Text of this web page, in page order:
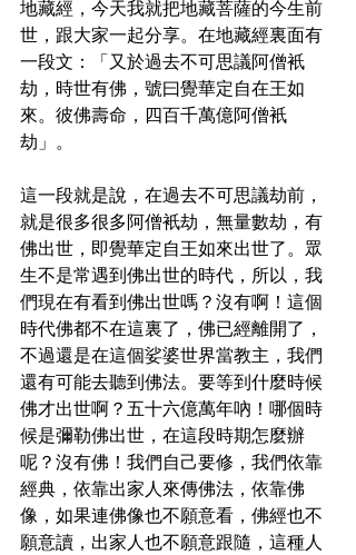
地藏經，今天我就把地藏菩薩的今生前
世，跟大家一起分享。在地藏經裏面有
一段文：「又於過去不可思議阿僧衹
劫，時世有佛，號曰覺華定自在王如
來。彼佛壽命，四百千萬億阿僧衹
劫」。
這一段就是說，在過去不可思議劫前，
就是很多很多阿僧衹劫，無量數劫，有
佛出世，即覺華定自王如來出世了。眾
生不是常遇到佛出世的時代，所以，我
們現在有看到佛出世嗎？沒有啊！這個
時代佛都不在這裏了，佛已經離開了，
不過還是在這個娑婆世界當教主，我們
還有可能去聽到佛法。要等到什麼時候
佛才出世啊？五十六億萬年吶！哪個時
候是彌勒佛出世，在這段時期怎麼辦
呢？沒有佛！我們自己要修，我們依靠
經典，依靠出家人來傳佛法，依靠佛
像，如果連佛像也不願意看，佛經也不
願意讀，出家人也不願意跟隨，這種人